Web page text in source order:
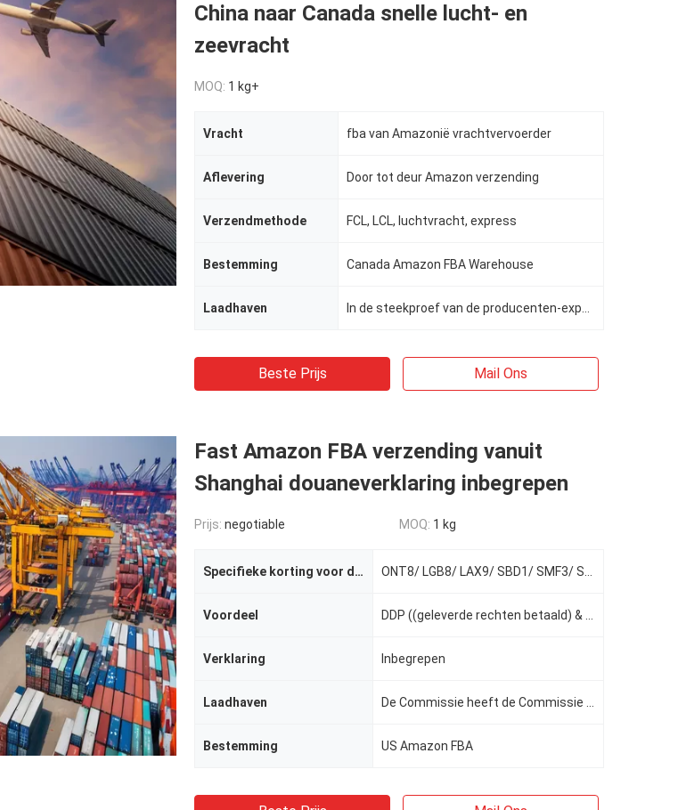
China naar Canada snelle lucht- en
zeevracht
MOQ: 1 kg+
Vracht fba van Amazonië vrachtvervoerder
Aflevering Door tot deur Amazon verzending
Verzendmethode FCL, LCL, luchtvracht, express
Bestemming Canada Amazon FBA Warehouse
Laadhaven
Beste Prijs Mail Ons
Fast Amazon FBA verzending vanuit
Shanghai douaneverklaring inbegrepen
Prijs: negotiable MOQ: 1 kg
Specifieke korting voor de Amerikaanse Amazon FBA
Voordeel
Verklaring Inbegrepen
Laadhaven
Bestemming US Amazon FBA